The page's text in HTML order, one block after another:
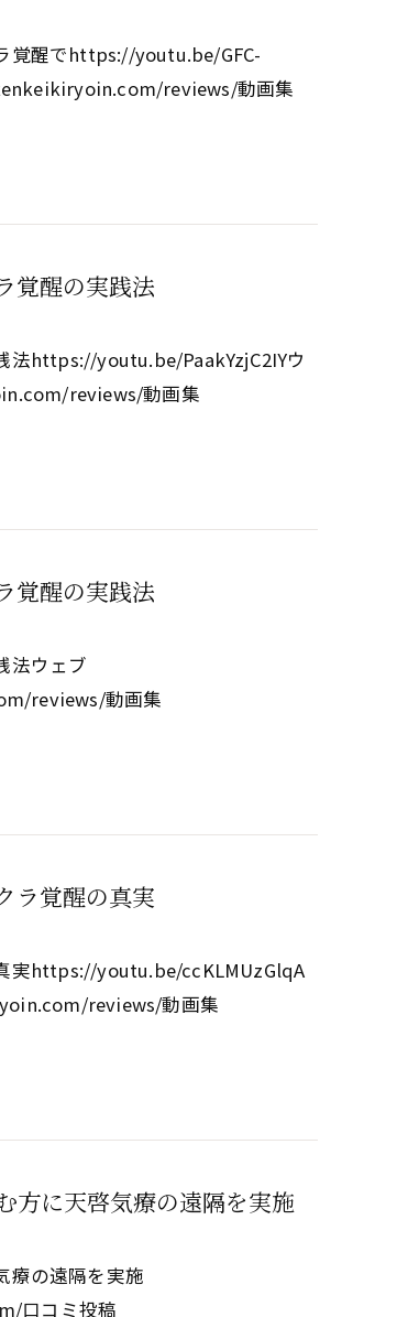
覚醒でhttps://youtu.be/GFC-
reviews/動画集
覚醒の実践法
法https://youtu.be/PaakYzjC2IYウ
reviews/動画集
覚醒の実践法
法ウェブ
reviews/動画集
ラ覚醒の真実
実https://youtu.be/ccKLMUzGlqA
reviews/動画集
方に天啓気療の遠隔を実施
療の遠隔を実施
口コミ投稿